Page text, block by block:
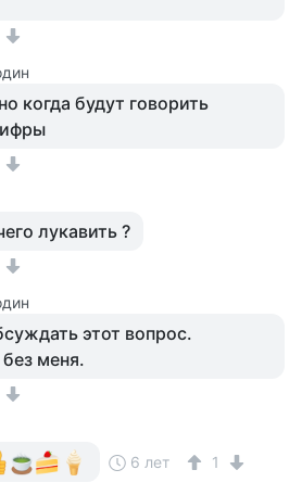
когда будут говорить
лукавить ?
этот вопрос.
меня.
6 лет 1